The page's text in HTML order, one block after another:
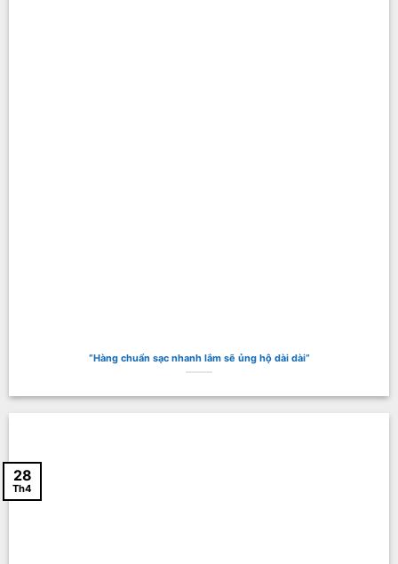
“Hàng chuẩn sạc nhanh lắm sẽ ủng hộ dài dài“
28
Th4